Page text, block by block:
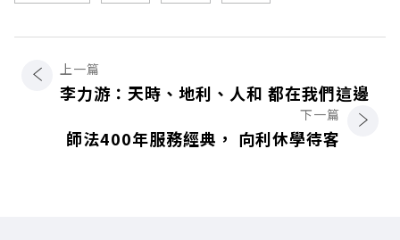
上一篇
李力游：天時、地利、人和 都在我們這邊
下一篇
師法400年服務經典， 向利休學待客